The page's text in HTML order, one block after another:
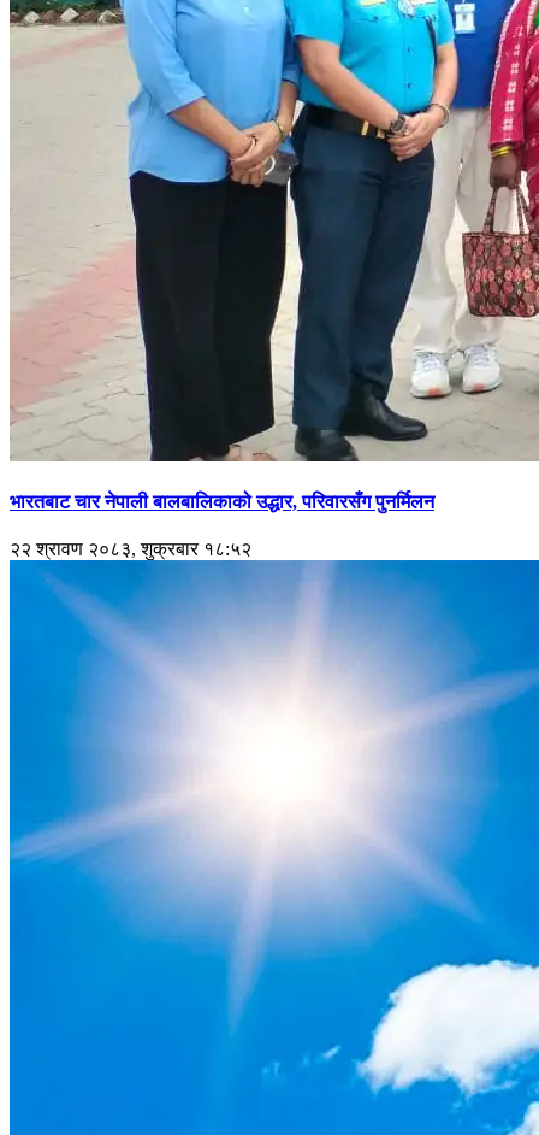
भारतबाट चार नेपाली बालबालिकाको उद्धार, परिवारसँग पुनर्मिलन
२२ श्रावण २०८३, शुक्रबार १८:५२